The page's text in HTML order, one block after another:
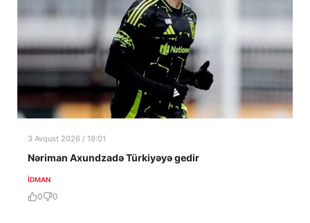
3 Avqust 2026 / 19:01
Nəriman Axundzadə Türkiyəyə gedir
İDMAN
0 0